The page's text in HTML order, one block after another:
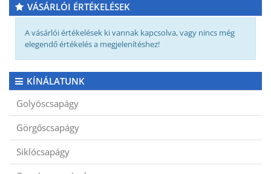
VÁSÁRLÓI ÉRTÉKELÉSEK
A vásárlói értékelések ki vannak kapcsolva, vagy nincs még
elegendő értékelés a megjelenítéshez!
KÍNÁLATUNK
Golyóscsapágy
Görgőscsapágy
Siklócsapágy